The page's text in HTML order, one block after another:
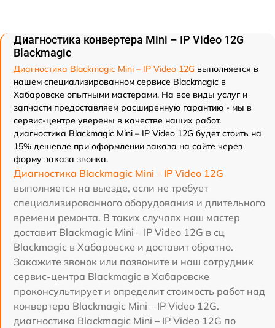
Диагностика конвертера Mini – IP Video 12G
Blackmagic
Диагностика Blackmagic Mini – IP Video 12G выполняется в
нашем специализированном сервисе Blackmagic в
Хабаровске опытными мастерами. На все виды услуг и
запчасти предоставляем расширенную гарантию - мы в
сервис-центре уверены в качестве наших работ.
диагностика Blackmagic Mini – IP Video 12G будет стоить на
15% дешевле при оформлении заказа на сайте через
форму заказа звонка.
Диагностика Blackmagic Mini – IP Video 12G
выполняется на выезде, если не требует
специализированного оборудования и длительного
времени ремонта. В таких случаях наш мастер
доставит Blackmagic Mini – IP Video 12G в сц
Blackmagic в Хабаровске и доставит обратно.
Закажите звонок или позвоните и наш сотрудник
сервис-центра Blackmagic в Хабаровске
проконсультирует и определит стоимость работ над
конвертера Blackmagic Mini – IP Video 12G.
диагностика Blackmagic Mini – IP Video 12G по